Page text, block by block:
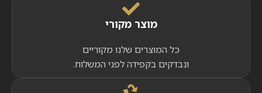
מוצר מקורי
כל המוצרים שלנו מקוריים
ונבדקים בקפידה לפני המשלוח.